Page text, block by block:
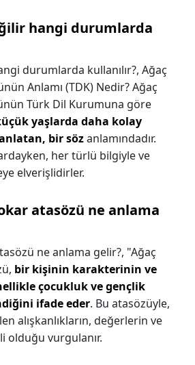
hangi durumlarda
durumlarda kullanılır?, Ağaç
Anlamı (TDK) Nedir? Ağaç
Türk Dil Kurumuna göre
yaşlarda daha kolay
bir sözanlamındadır.
her türlü bilgiyle ve
elverişlidirler.
atasözü ne anlama
ne anlama gelir?, "Ağaç
bir kişinin karakterinin ve
çocukluk ve gençlik
ifade eder. Bu atasözüyle,
alışkanlıkların, değerlerin ve
olduğu vurgulanır.